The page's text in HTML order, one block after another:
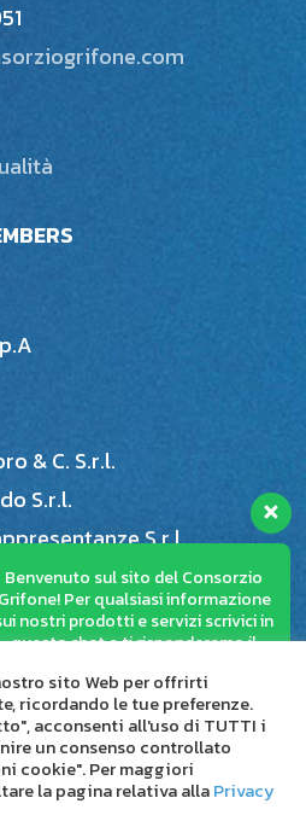
& C. S.r.l.
S.r.l.
S.r.l.
S.r.l.
s.a.s.
S.r.l.
S.r.l.
S.r.l.
sito Web per offrirti
ricordando le tue preferenze.
acconsenti all'uso di TUTTI i
un consenso controllato
cookie". Per maggiori
la pagina relativa allaPrivacy
Benvenuto sul sito del Consorzio
Grifone! Per qualsiasi informazione
nostri prodotti e servizi scrivici in
questa chat e ti risponderemo il